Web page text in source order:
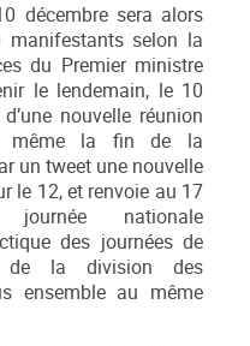
décembre sera alors
selon la
du Premier ministre
le lendemain, le 10
nouvelle réunion
même la fin de la
un tweet une nouvelle
le 12, et renvoie au 17
nationale
des journées de
de la division des
ensemble au même